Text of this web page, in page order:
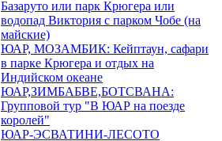
Базаруто или парк Крюгера или
водопад Виктория с парком Чобе (на
майские)
ЮАР, МОЗАМБИК: Кейптаун, сафари
в парке Крюгера и отдых на
Индийском океане
ЮАР,ЗИМБАБВЕ,БОТСВАНА:
Групповой тур "В ЮАР на поезде
королей"
ЮАР-ЭСВАТИНИ-ЛЕСОТО